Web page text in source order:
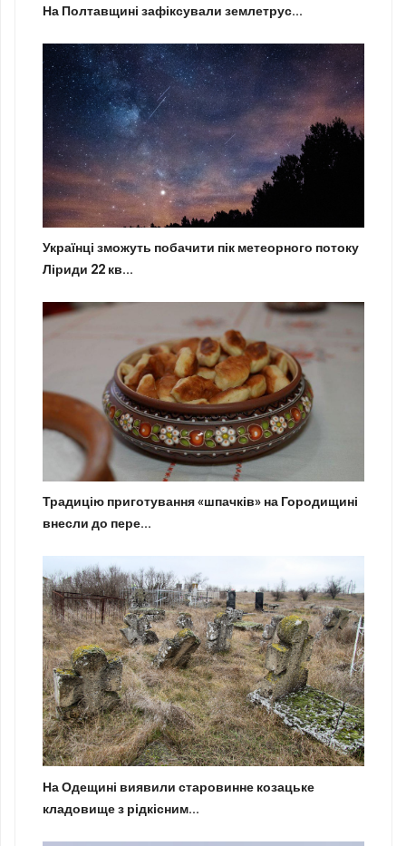
На Полтавщині зафіксували землетрус...
Українці зможуть побачити пік метеорного потоку
Ліриди 22 кв...
Традицію приготування «шпачків» на Городищині
внесли до пере...
На Одещині виявили старовинне козацьке
кладовище з рідкісним...